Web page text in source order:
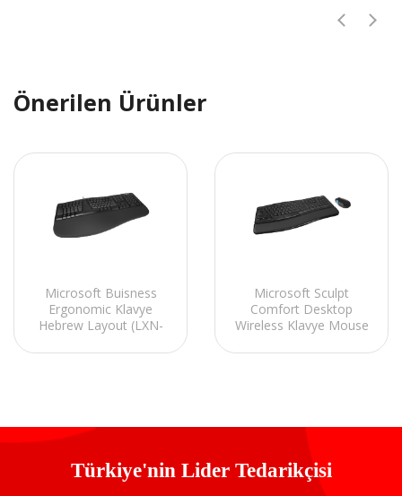
Önerilen Ürünler
Microsoft Buisness
Ergonomic Klavye
Hebrew Layout (LXN-
Microsoft Sculpt
Comfort Desktop
Wireless Klavye Mouse
(L3V-00014)
Türkiye'nin Lider Tedarikçisi